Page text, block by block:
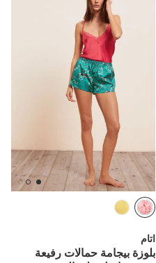
اتام
بلوزة بيجامة حمالات رفيعة